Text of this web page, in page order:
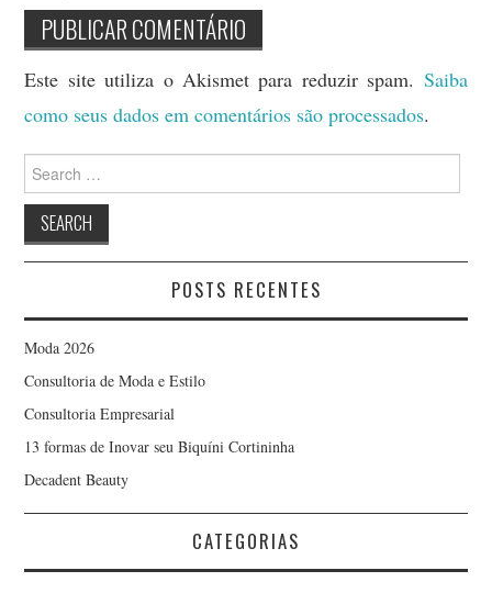
Este site utiliza o Akismet para reduzir spam. Saiba
como seus dados em comentários são processados.
Search
for:
POSTS RECENTES
Moda 2026
Consultoria de Moda e Estilo
Consultoria Empresarial
13 formas de Inovar seu Biquíni Cortininha
Decadent Beauty
CATEGORIAS